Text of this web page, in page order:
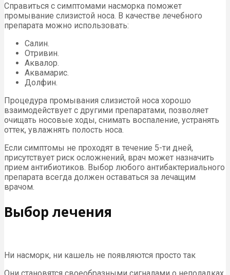
Справиться с симптомами насморка поможет
промывание слизистой носа. В качестве лечебного
препарата можно использовать:
Салин.
Отривин.
Аквалор.
Аквамарис.
Долфин.
Процедура промывания слизистой носа хорошо
взаимодействует с другими препаратами, позволяет
очищать носовые ходы, снимать воспаление, устранять
оттек, увлажнять полость носа.
Если симптомы не проходят в течение 5-ти дней,
присутствует риск осложнений, врач может назначить
прием антибиотиков. Выбор любого антибактериального
препарата всегда должен оставаться за лечащим
врачом.
Выбор лечения
Ни насморк, ни кашель не появляются просто так